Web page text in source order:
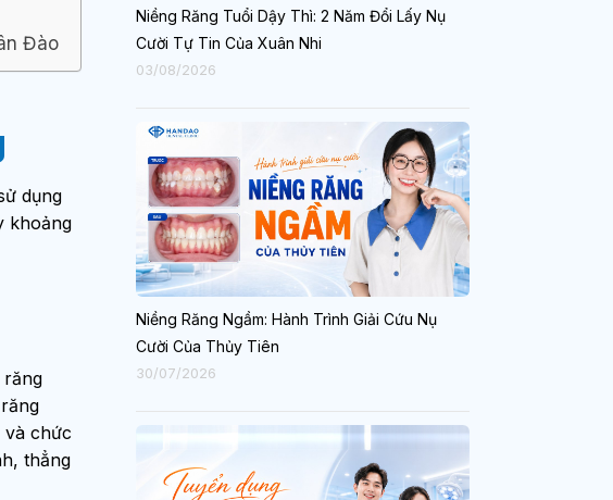
Đào
dụng
khoảng
răng
và chức
thẳng
Niềng Răng Tuổi Dậy Thì: 2 Năm Đổi Lấy Nụ
Cười Tự Tin Của Xuân Nhi
03/08/2026
Niềng Răng Ngầm: Hành Trình Giải Cứu Nụ
Cười Của Thủy Tiên
30/07/2026